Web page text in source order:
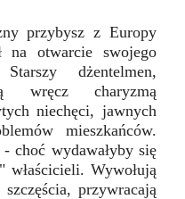
przybysz z Europy
na otwarcie swojego
dżentelmen,
wręcz charyzmą
niechęci, jawnych
mieszkańców.
choć wydawałyby się
właścicieli. Wywołują
przywracają